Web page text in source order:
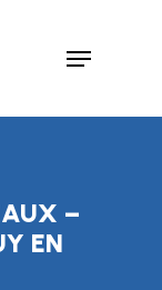
Menu
–
EN